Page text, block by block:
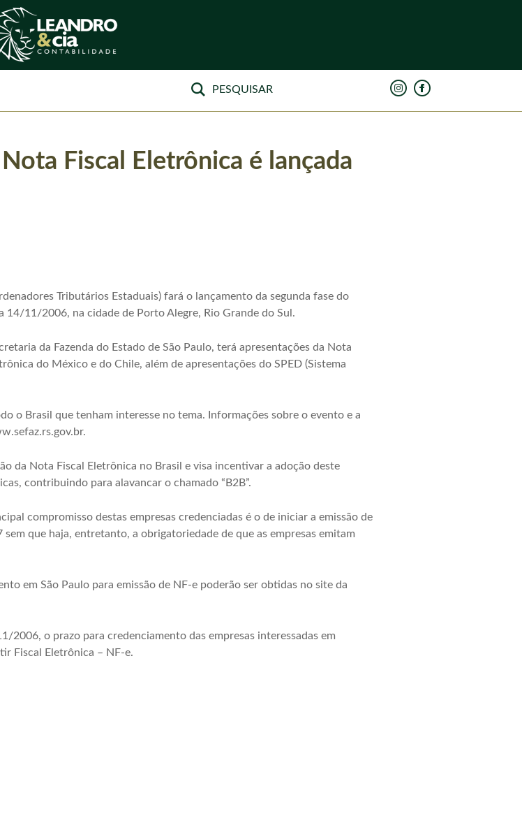
Fiscal Eletrônica é lançada
Tributários Estaduais) fará o lançamento da segunda fase do
11/2006, na cidade de Porto Alegre, Rio Grande do Sul.
da Fazenda do Estado de São Paulo, terá apresentações da Nota
do México e do Chile, além de apresentações do SPED (Sistema
o Brasil que tenham interesse no tema. Informações sobre o evento e a
da Nota Fiscal Eletrônica no Brasil e visa incentivar a adoção deste
contribuindo para alavancar o chamado “B2B”.
compromisso destas empresas credenciadas é o de iniciar a emissão de
que haja, entretanto, a obrigatoriedade de que as empresas emitam
em São Paulo para emissão de NF-e poderão ser obtidas no site da
2006, o prazo para credenciamento das empresas interessadas em
Fiscal Eletrônica – NF-e.